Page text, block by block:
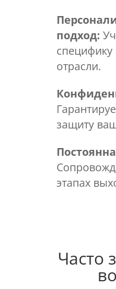
подход:
отрасли.
защиту
этапах
Часто